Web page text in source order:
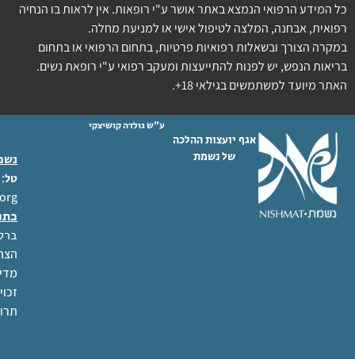
כל המידע הרפואי הנמצא באתר אושר ע"י רופאות. אין לראות בו הנחיה
רפואית, אבחנה, המלצה לטיפול אישי או למניעת מחלה.
במקרה הצורך ובשאלות רפואיות פרטיות, בתחום הרפואי או בתחום
בריאות הנפש, יש לפנות להתייעצות ומעקב רפואי ע"י רופאת נשים.
האתר מיועד למשתמשים בגילאי 18+.
אגף יועצות ההלכה
של נשמת
ע"ש גולדה קושיצקי
טל: 02-6404333
ברל